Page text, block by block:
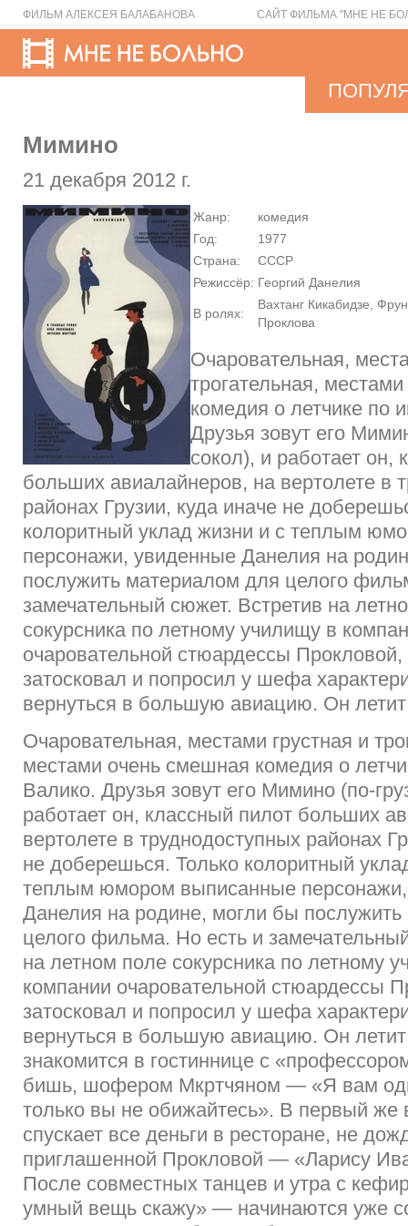
ФИЛЬМ АЛЕКСЕЯ БАЛАБАНОВА САЙТ ФИЛЬМА "МНЕ НЕ
Мимино
21 декабря 2012 г.
Жанр:
комедия
Год:
1977
Страна:
СССР
Режиссёр: Георгий Данелия
В ролях:
Вахтанг Кикабидзе,
Проклова
Очаровательная,
трогательная,
комедия о летчике по
Друзья зовут его
сокол), и работает он,
больших авиалайнеров, на вертолете в
районах Грузии, куда иначе не
колоритный уклад жизни и с теплым
персонажи, увиденные Данелия на
послужить материалом для целого
замечательный сюжет. Встретив на
сокурсника по летному училищу в
очаровательной стюардессы
затосковал и попросил у шефа
вернуться в большую авиацию. Он летит
Очаровательная, местами грустная и
местами очень смешная комедия о
Валико. Друзья зовут его Мимино (по-
работает он, классный пилот больших
вертолете в труднодоступных районах
не доберешься. Только колоритный
теплым юмором выписанные
Данелия на родине, могли бы
целого фильма. Но есть и
на летном поле сокурсника по летному
компании очаровательной стюардессы
затосковал и попросил у шефа
вернуться в большую авиацию. Он летит
знакомится в гостиннице с
бишь, шофером Мкртчяном — «Я вам
только вы не обижайтесь». В первый же
спускает все деньги в ресторане, не
приглашенной Прокловой — «Ларису
После совместных танцев и утра с
умный вещь скажу» — начинаются уже